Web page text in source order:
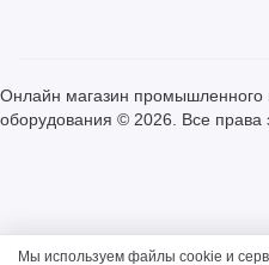
Онлайн магазин промышленного
оборудования © 2026. Все
Мы используем файлы cookie и